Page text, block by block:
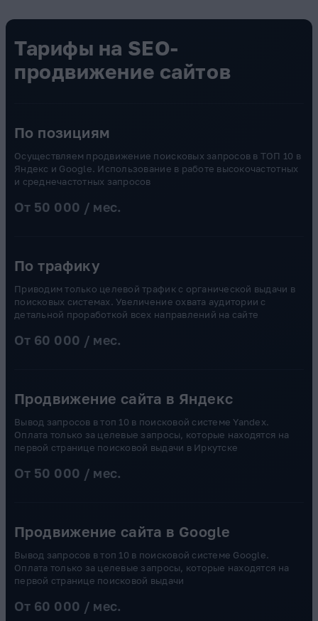
Тарифы на SEO-
продвижение сайтов
По позициям
Осуществляем продвижение поисковых запросов в ТОП 10 в
Яндекс и Google. Использование в работе высокочастотных
и среднечастотных запросов
От 50 000 / мес.
По трафику
Приводим только целевой трафик с органической выдачи в
поисковых системах. Увеличение охвата аудитории с
детальной проработкой всех направлений на сайте
От 60 000 / мес.
Продвижение сайта в Яндекс
Вывод запросов в топ 10 в поисковой системе Yandex.
Оплата только за целевые запросы, которые находятся на
первой странице поисковой выдачи в Иркутске
От 50 000 / мес.
Продвижение сайта в Google
Вывод запросов в топ 10 в поисковой системе Google.
Оплата только за целевые запросы, которые находятся на
первой странице поисковой выдачи
От 60 000 / мес.